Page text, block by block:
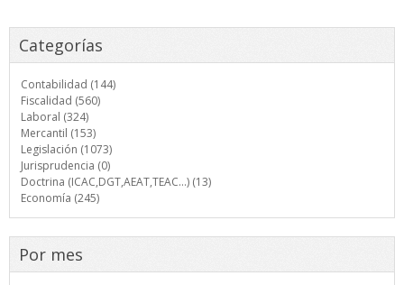
Categorías
Contabilidad (144)
Fiscalidad (560)
Laboral (324)
Mercantil (153)
Legislación (1073)
Jurisprudencia (0)
Doctrina (ICAC,DGT,AEAT,TEAC...) (13)
Economía (245)
Por mes